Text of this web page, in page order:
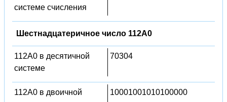
системе счисления
Шестнадцатеричное число 112A0
112A0 в десятичной
системе
70304
112A0 в двоичной
10001001010100000